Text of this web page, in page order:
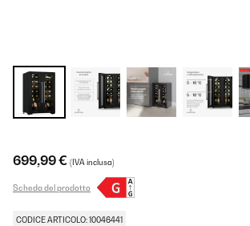
699,99 € (IVA inclusa)
Scheda del prodotto
CODICE ARTICOLO: 10046441